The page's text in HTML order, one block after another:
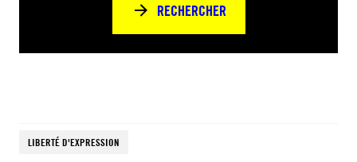
RECHERCHER
LIBERTÉ D'EXPRESSION